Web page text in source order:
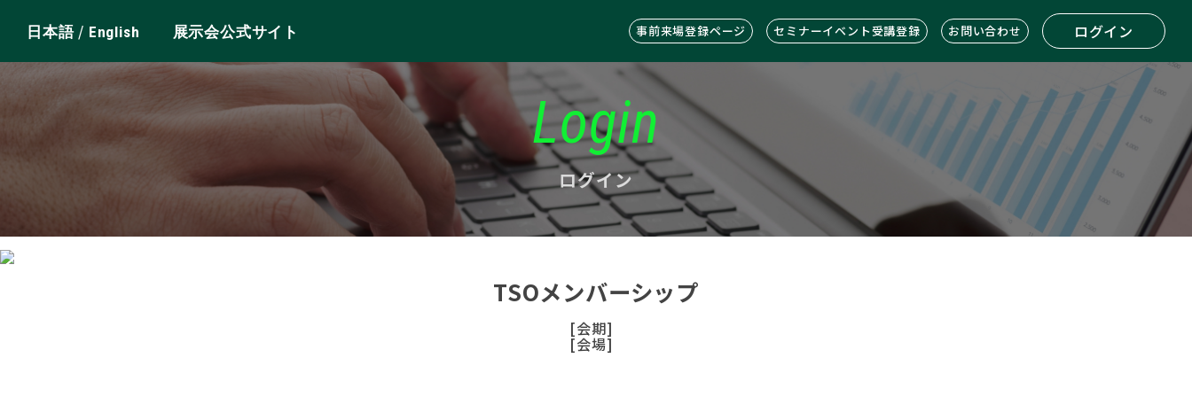
日本語/ English 展示会公式サイト 事前来場登録ページ セミナーイベント受講登録 お問い合わせ ログイン
Login
ログイン
TSOメンバーシップ
[会期]
[会場]